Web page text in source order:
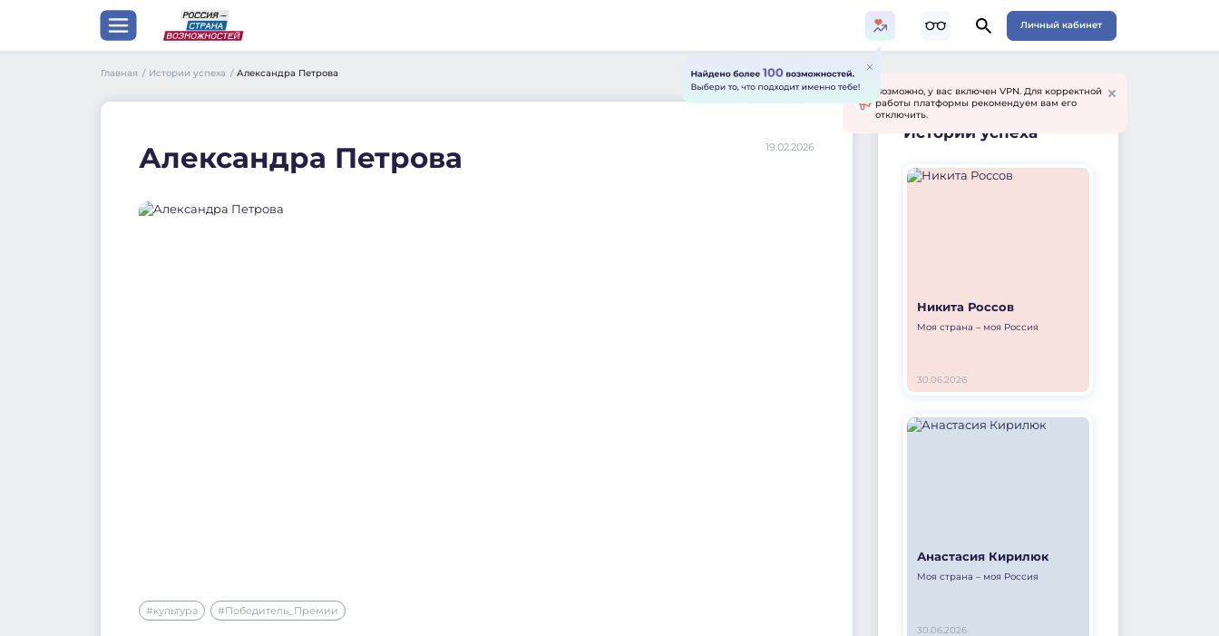
Личный кабинет
Главная / Истории успеха / Александра Петрова
Александра Петрова 19.02.2026
#культура #Победитель_Премии
Истории успеха
Никита Россов
Моя страна – моя Россия
30.06.2026
Анастасия Кирилюк
Моя страна – моя Россия
30.06.2026
Возможно, у вас включен VPN. Для корректной
работы платформы рекомендуем вам его
отключить.